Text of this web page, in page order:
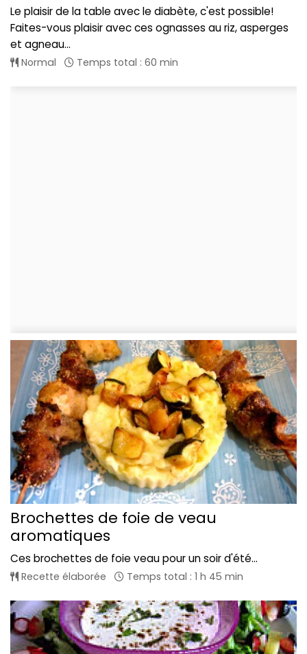
Le plaisir de la table avec le diabète, c'est possible!
Faites-vous plaisir avec ces ognasses au riz, asperges
et agneau...
Normal Temps total : 60 min
Brochettes de foie de veau
aromatiques
Ces brochettes de foie veau pour un soir d'été...
Recette élaborée Temps total : 1 h 45 min